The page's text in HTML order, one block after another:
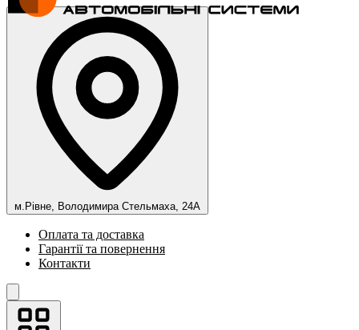
м.Рівне, Володимира Стельмаха, 24А
Оплата та доставка
Гарантії та повернення
Контакти